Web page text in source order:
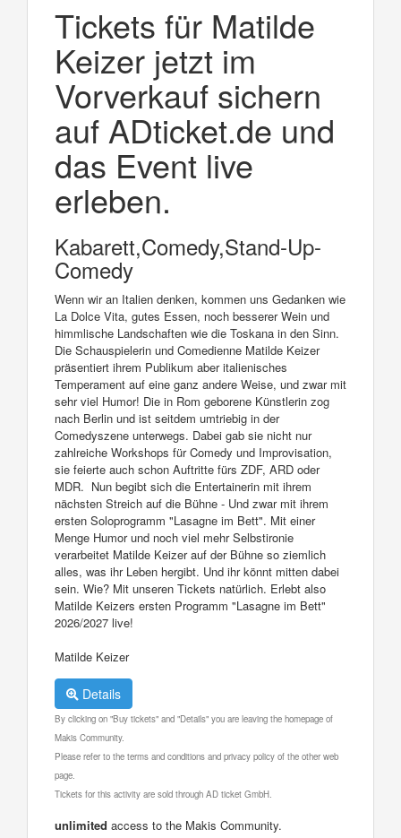
Tickets für Matilde
Keizer jetzt im
Vorverkauf sichern
auf ADticket.de und
das Event live
erleben.
Kabarett,Comedy,Stand-Up-
Comedy
Wenn wir an Italien denken, kommen uns Gedanken wie
La Dolce Vita, gutes Essen, noch besserer Wein und
himmlische Landschaften wie die Toskana in den Sinn.
Die Schauspielerin und Comedienne Matilde Keizer
präsentiert ihrem Publikum aber italienisches
Temperament auf eine ganz andere Weise, und zwar mit
sehr viel Humor! Die in Rom geborene Künstlerin zog
nach Berlin und ist seitdem umtriebig in der
Comedyszene unterwegs. Dabei gab sie nicht nur
zahlreiche Workshops für Comedy und Improvisation,
sie feierte auch schon Auftritte fürs ZDF, ARD oder
MDR. Nun begibt sich die Entertainerin mit ihrem
nächsten Streich auf die Bühne - Und zwar mit ihrem
ersten Soloprogramm "Lasagne im Bett". Mit einer
Menge Humor und noch viel mehr Selbstironie
verarbeitet Matilde Keizer auf der Bühne so ziemlich
alles, was ihr Leben hergibt. Und ihr könnt mitten dabei
sein. Wie? Mit unseren Tickets natürlich. Erlebt also
Matilde Keizers ersten Programm "Lasagne im Bett"
2026/2027 live!
Matilde Keizer
Details
By clicking on "Buy tickets" and "Details" you are leaving the homepage of
Makis Community.
Please refer to the terms and conditions and privacy policy of the other web
page.
Tickets for this activity are sold through AD ticket GmbH.
unlimited access to the Makis Community.